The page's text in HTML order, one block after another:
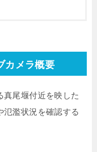
カメラ概要
真尾堰付近を映した
氾濫状況を確認する